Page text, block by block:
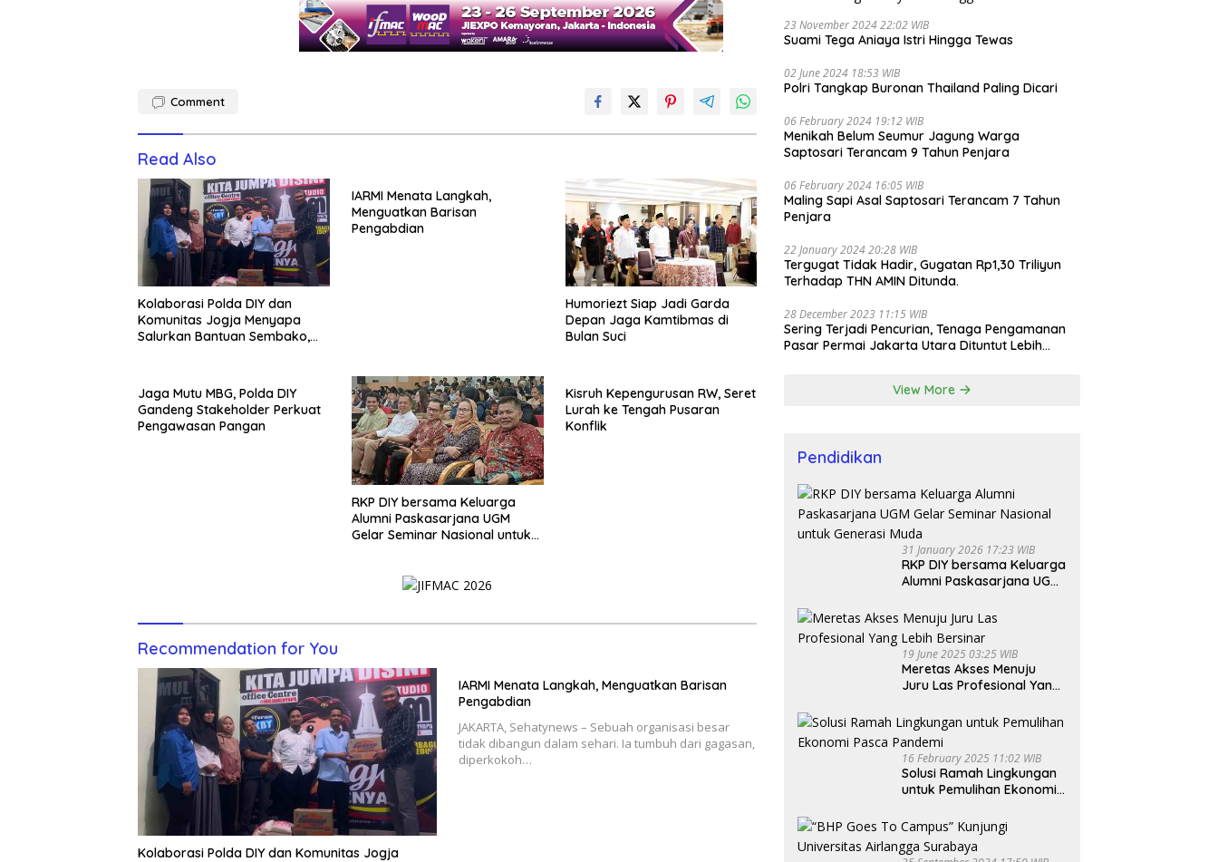
Comment
Read Also
Kolaborasi Polda DIY dan
Komunitas Jogja Menyapa
Salurkan Bantuan Sembako,
IARMI Menata Langkah,
Menguatkan Barisan
Pengabdian
Humoriezt Siap Jadi Garda
Depan Jaga Kamtibmas di
Bulan Suci
Jaga Mutu MBG, Polda DIY
Gandeng Stakeholder Perkuat
Pengawasan Pangan
RKP DIY bersama Keluarga
Alumni Paskasarjana UGM
Gelar Seminar Nasional untuk
Kisruh Kepengurusan RW, Seret
Lurah ke Tengah Pusaran
Konflik
Recommendation for You
Kolaborasi Polda DIY dan Komunitas Jogja
IARMI Menata Langkah, Menguatkan Barisan
Pengabdian
JAKARTA, Sehatynews – Sebuah organisasi besar
tidak dibangun dalam sehari. Ia tumbuh dari gagasan,
diperkokoh…
23 November 2024 22:02 WIB
Suami Tega Aniaya Istri Hingga Tewas
02 June 2024 18:53 WIB
Polri Tangkap Buronan Thailand Paling Dicari
06 February 2024 19:12 WIB
Menikah Belum Seumur Jagung Warga
Saptosari Terancam 9 Tahun Penjara
06 February 2024 16:05 WIB
Maling Sapi Asal Saptosari Terancam 7 Tahun
Penjara
22 January 2024 20:28 WIB
Tergugat Tidak Hadir, Gugatan Rp1,30 Triliyun
Terhadap THN AMIN Ditunda.
28 December 2023 11:15 WIB
Sering Terjadi Pencurian, Tenaga Pengamanan
Pasar Permai Jakarta Utara Dituntut Lebih
View More
Pendidikan
31 January 2026 17:23 WIB
RKP DIY bersama Keluarga
Alumni Paskasarjana UGM
untuk Generasi Muda
19 June 2025 03:25 WIB
Meretas Akses Menuju
Juru Las Profesional Yang
16 February 2025 11:02 WIB
Solusi Ramah Lingkungan
untuk Pemulihan Ekonomi